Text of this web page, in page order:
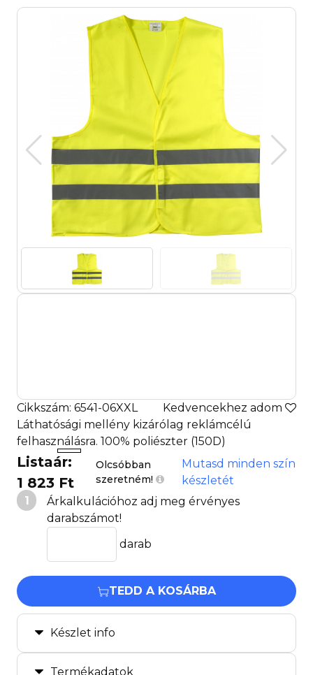
Cikkszám: 6541-06XXL
Kedvencekhez adom
Láthatósági mellény kizárólag reklámcélú
felhasználásra. 100% poliészter (150D)
Listaár:
1 823 Ft
Olcsóbban
szeretném!
Mutasd minden szín
készletét
1
Árkalkulációhoz adj meg érvényes
darabszámot!
darab
TEDD A KOSÁRBA
Készlet info
Termékadatok